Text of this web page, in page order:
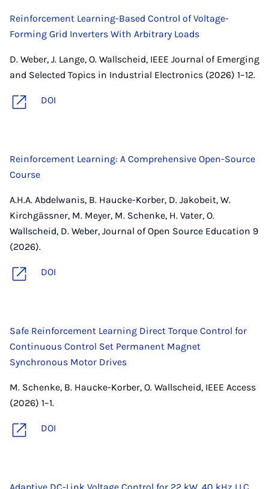
Reinforcement Learning-Based Control of Voltage-
Forming Grid Inverters With Arbitrary Loads
D. Weber, J. Lange, O. Wallscheid, IEEE Journal of Emerging
and Selected Topics in Industrial Electronics (2026) 1–12.
DOI
Reinforcement Learning: A Comprehensive Open-Source
Course
A.H.A. Abdelwanis, B. Haucke-Korber, D. Jakobeit, W.
Kirchgässner, M. Meyer, M. Schenke, H. Vater, O.
Wallscheid, D. Weber, Journal of Open Source Education 9
(2026).
DOI
Safe Reinforcement Learning Direct Torque Control for
Continuous Control Set Permanent Magnet
Synchronous Motor Drives
M. Schenke, B. Haucke-Korber, O. Wallscheid, IEEE Access
(2026) 1–1.
DOI
Adaptive DC-Link Voltage Control for 22 kW, 40 kHz LLC